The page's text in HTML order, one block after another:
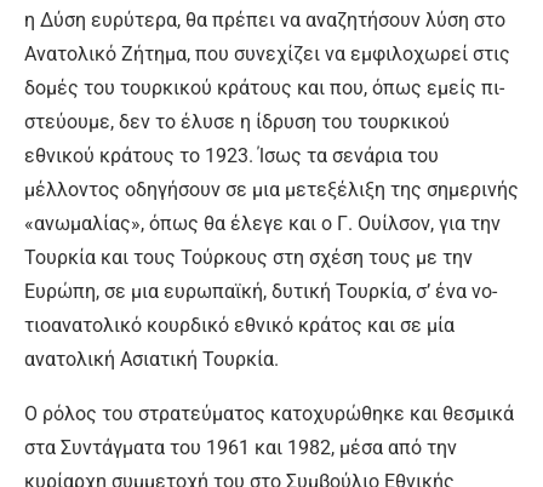
η Δύση ευρύτερα, θα πρέπει να αναζη­τήσουν λύση στο
Ανατολικό Ζή­τημα, που συνεχίζει να εμφιλο­χωρεί στις
δομές του τουρκικού κράτους και που, όπως εμείς πι­
στεύουμε, δεν το έλυσε η ίδρυ­ση του τουρκικού
εθνικού κρά­τους το 1923. Ίσως τα σενάρια του
μέλλοντος οδηγήσουν σε μια μετεξέλιξη της σημερινής
«ανω­μαλίας», όπως θα έλεγε και ο Γ. Ουίλσον, για την
Τουρκία και τους Τούρκους στη σχέση τους με την
Ευρώπη, σε μια ευρωπα­ϊκή, δυτική Τουρκία, σ’ ένα νο­
τιοανατολικό κουρδικό εθνικό κράτος και σε μία
ανατολική Α­σιατική Τουρκία.
Ο ρόλος του στρατεύματος κατοχυρώθηκε και θεσμικά
στα Συντάγματα του 1961 και 1982, μέσα από την
κυρίαρχη συμμε­τοχή του στο Συμβούλιο Εθνικής